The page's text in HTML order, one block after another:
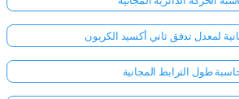
لمعدل تدفق ثاني أكسيد الكربون
طول الترابط المجانية